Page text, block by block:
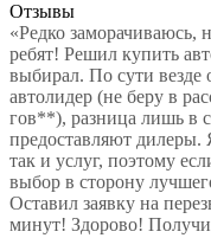
Отзывы
«Редко заморачиваюсь,
ребят! Решил купить
выбирал. По сути везде
автолидер (не беру в
гов**), разница лишь в
предоставляют дилеры.
так и услуг, поэтому
выбор в сторону
Оставил заявку на
минут! Здорово!